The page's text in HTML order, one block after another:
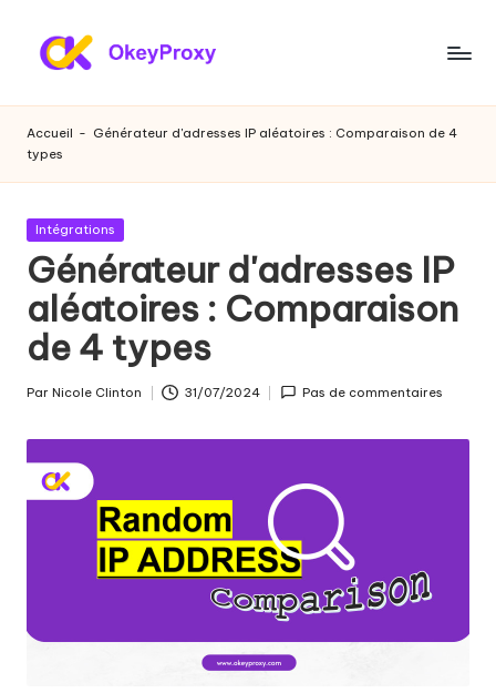
P
r
o
xi
e
s
r
é
si
d
e
ls
résidentiels
à
propos
de
l'essai
gratuit
de
web,
sur
les
paramètres
l'extraction
Accueil - Générateur d'adresses IP aléatoires : Comparaison de 4
types
Publié
Intégrations
Générateur d'adresses IP
aléatoires : Comparaison
de 4 types
Par Nicole Clinton 31/07/2024 Pas de commentaires